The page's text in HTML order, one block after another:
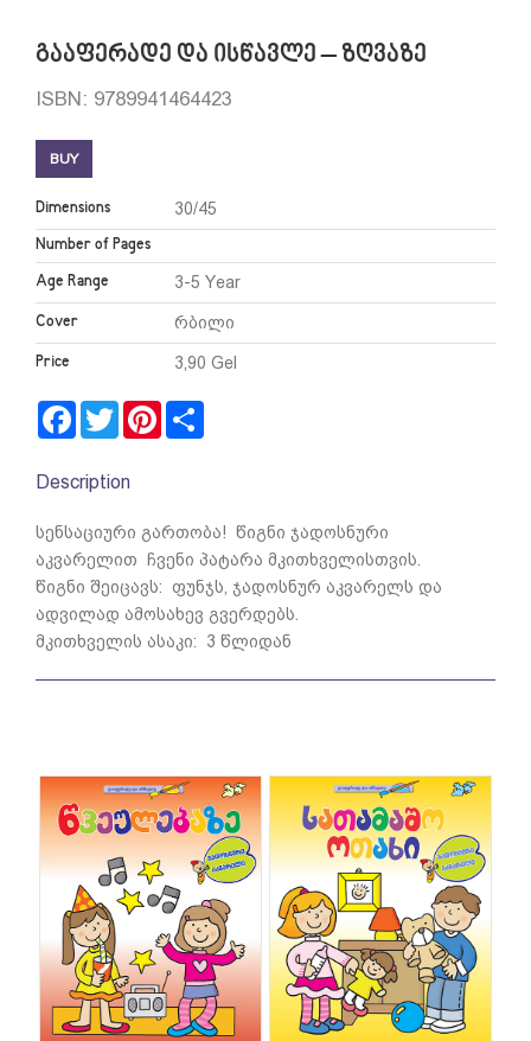
გააფერადე და ისწავლე – ზღვაზე
ISBN: 9789941464423
BUY
Dimensions
30/45
Number of Pages
Age Range
3-5 Year
Cover რბილი
Price 3,90 Gel
Facebook
TwitterPinterest
Description
სენსაციური გართობა! წიგნი ჯადოსნური
აკვარელით ჩვენი პატარა მკითხველისთვის.
წიგნი შეიცავს: ფუნჯს, ჯადოსნურ აკვარელს და
ადვილად ამოსახევ გვერდებს.
მკითხველის ასაკი: 3 წლიდან